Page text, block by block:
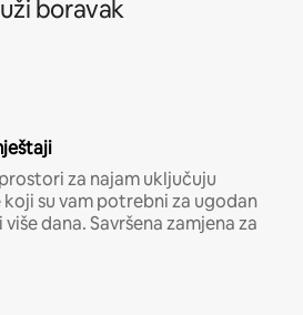
boravak
za najam uključuju
koji su vam potrebni za ugodan
dana. Savršena zamjena za